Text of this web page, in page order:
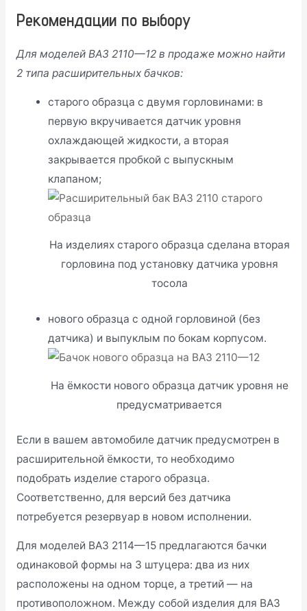
Рекомендации по выбору
Для моделей ВАЗ 2110—12 в продаже можно найти
2 типа расширительных бачков:
старого образца с двумя горловинами: в
первую вкручивается датчик уровня
охлаждающей жидкости, а вторая
закрывается пробкой с выпускным
клапаном;
На изделиях старого образца сделана вторая
горловина под установку датчика уровня
тосола
нового образца с одной горловиной (без
датчика) и выпуклым по бокам корпусом.
На ёмкости нового образца датчик уровня не
предусматривается
Если в вашем автомобиле датчик предусмотрен в
расширительной ёмкости, то необходимо
подобрать изделие старого образца.
Соответственно, для версий без датчика
потребуется резервуар в новом исполнении.
Для моделей ВАЗ 2114—15 предлагаются бачки
одинаковой формы на 3 штуцера: два из них
расположены на одном торце, а третий — на
противоположном. Между собой изделия для ВАЗ